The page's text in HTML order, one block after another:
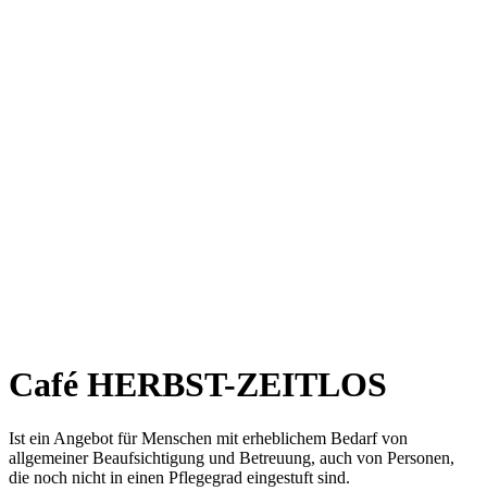
Café HERBST-ZEITLOS
Ist ein Angebot für Menschen mit erheblichem Bedarf von
allgemeiner Beaufsichtigung und Betreuung, auch von Personen,
die noch nicht in einen Pflegegrad eingestuft sind.